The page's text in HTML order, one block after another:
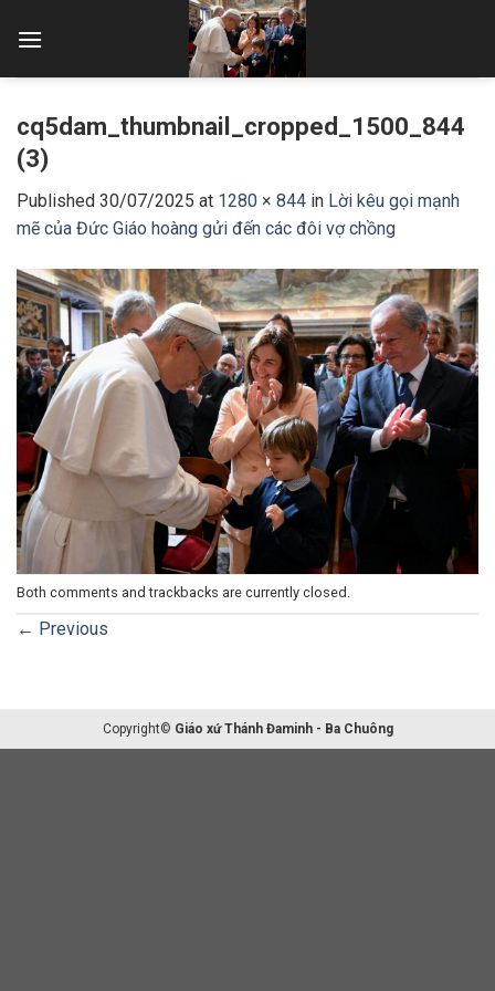
cq5dam_thumbnail_cropped_1500_844
(3)
Published 30/07/2025 at 1280 × 844 in Lời kêu gọi mạnh
mẽ của Đức Giáo hoàng gửi đến các đôi vợ chồng
Both comments and trackbacks are currently closed.
← Previous
Copyright© Giáo xứ Thánh Đaminh - Ba Chuông